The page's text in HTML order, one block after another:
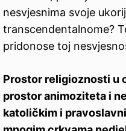
nesvjesnima svoje
transcendentalnome?
pridonose toj
Prostor religioznosti u
prostor animoziteta i
katoličkim i